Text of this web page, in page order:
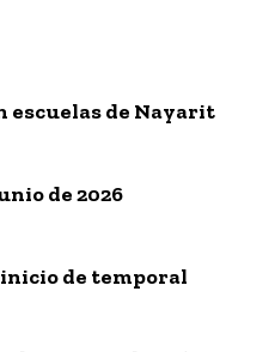
escuelas de Nayarit
de 2026
de temporal